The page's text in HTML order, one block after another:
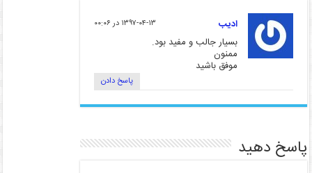
ادیب ۱۳۹۷-۰۴-۱۳ در ۰۰:۰۶
بسیار جالب و مفید بود.
ممنون
موفق باشید
پاسخ دادن
پاسخ دهید